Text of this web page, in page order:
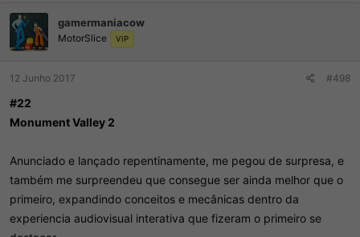
gamermaniacow
MotorSlice VIP
12 Junho 2017 #498
#22
Monument Valley 2
Anunciado e lançado repentinamente, me pegou de surpresa, e
também me surpreendeu que consegue ser ainda melhor que o
primeiro, expandindo conceitos e mecânicas dentro da
experiencia audiovisual interativa que fizeram o primeiro se